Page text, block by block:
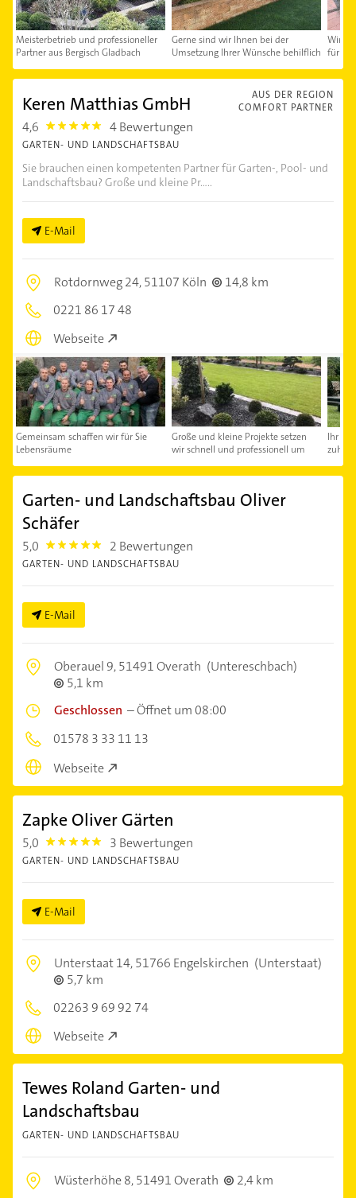
Meisterbetrieb und professioneller
Partner aus Bergisch Gladbach
Gerne sind wir Ihnen bei der
Umsetzung Ihrer Wünsche behilflich
Wir
für
AUS DER REGION
COMFORT PARTNER
Keren Matthias GmbH
4,6 4.6 4 Bewertungen
GARTEN- UND LANDSCHAFTSBAU
Sie brauchen einen kompetenten Partner für Garten-, Pool- und
Landschaftsbau? Große und kleine Pr.....
E-Mail
Rotdornweg 24,51107 Köln
14,8 km
0221 86 17 48
Webseite
Gemeinsam schaffen wir für Sie
Lebensräume
Große und kleine Projekte setzen
wir schnell und professionell um
Ihr
Garten- und Landschaftsbau Oliver
Schäfer
5,0 5.0 2 Bewertungen
GARTEN- UND LANDSCHAFTSBAU
E-Mail
Oberauel 9,51491 Overath (Untereschbach)
5,1 km
Geschlossen –Öffnet um 08:00
01578 3 33 11 13
Webseite
Zapke Oliver Gärten
5,0 5.0 3 Bewertungen
GARTEN- UND LANDSCHAFTSBAU
E-Mail
Unterstaat 14,51766 Engelskirchen (Unterstaat)
5,7 km
02263 9 69 92 74
Webseite
Tewes Roland Garten- und
Landschaftsbau
GARTEN- UND LANDSCHAFTSBAU
Wüsterhöhe 8,51491 Overath
2,4 km